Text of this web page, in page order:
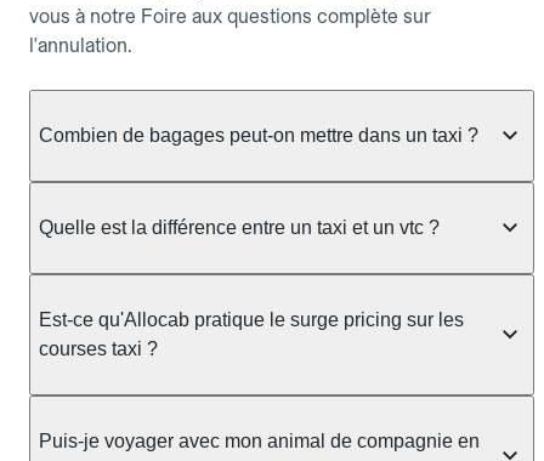
vous à notre Foire aux questions complète sur
l'annulation.
Combien de bagages peut-on mettre dans un taxi ?
taxi berline accueille en général jusqu'à 3 bagages
ou nombreux, précisez-le dans le champ "Message
au chauffeur" lors de la réservation. Le prix n'est
pas impacté par le nombre de bagages.
Quelle est la différence entre un taxi et un vtc ?
prendre en charge directement dans la rue, à une
station ou sur réservation, avec un tarif au
réservation et propose un prix fixe annoncé à
l'avance. Chez Allocab, réservez facilement votre
Est-ce qu'Allocab pratique le surge pricing sur les
courses taxi ?
réglementation préfectorale et suit un barème
Puis-je voyager avec mon animal de compagnie en